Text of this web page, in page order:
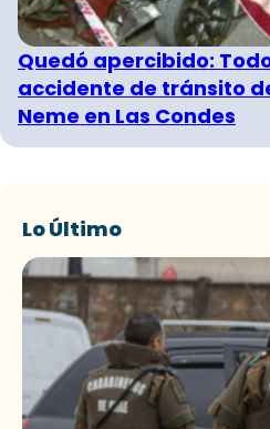
Quedó apercibido:
accidente de tránsito
Neme en Las Condes
Lo Último